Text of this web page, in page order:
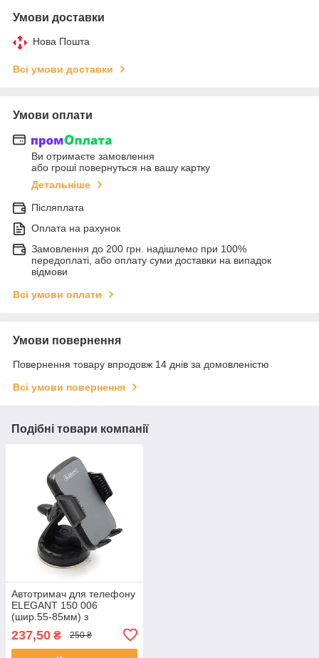
Умови доставки
Нова Пошта
Всі умови доставки
Умови оплати
Ви отримаєте замовлення
або гроші повернуться на вашу картку
Детальніше
Післяплата
Оплата на рахунок
Замовлення до 200 грн. надішлемо при 100%
передоплаті, або оплату суми доставки на випадок
відмови
Всі умови оплати
Умови повернення
Повернення товару впродовж 14 днів за домовленістю
Всі умови повернення
Подібні товари компанії
Автотримач для телефону
ELEGANT 150 006
(шир.55-85мм) з
присошкою (360 градусів)
(50шт/ шал)
237,50 ₴ 250 ₴